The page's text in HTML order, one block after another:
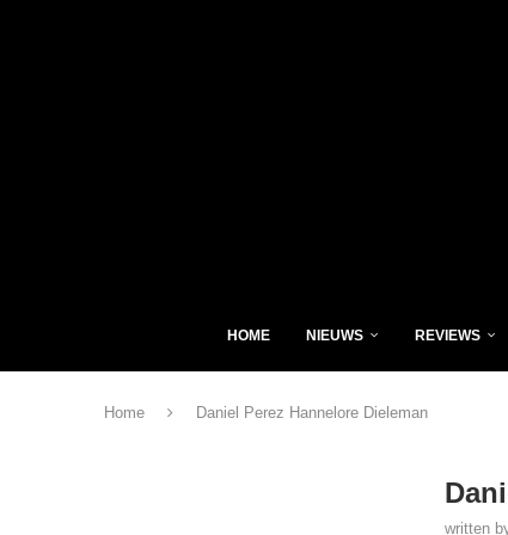
HOME NIEUWS REVIEWS
Home Daniel Perez Hannelore Dieleman
written